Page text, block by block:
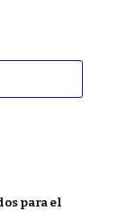
para el